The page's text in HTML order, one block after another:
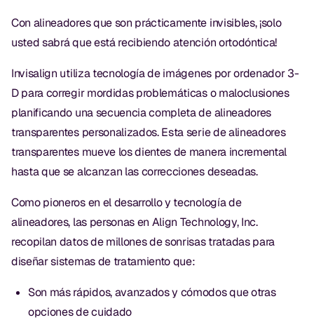
Dentaduras en el Mismo Día
Implantes el Mismo Día
Reparaciones el Mismo Día
COSMÉTICA
Coronas de Cerámica
Carillas
TECNOLOGÍA
Impresiones Digitales
Con alineadores que son prácticamente invisibles, ¡solo
usted sabrá que está recibiendo atención ortodóntica!
Invisalign utiliza tecnología de imágenes por ordenador 3-
D para corregir mordidas problemáticas o maloclusiones
planificando una secuencia completa de alineadores
transparentes personalizados. Esta serie de alineadores
transparentes mueve los dientes de manera incremental
hasta que se alcanzan las correcciones deseadas.
Como pioneros en el desarrollo y tecnología de
alineadores, las personas en Align Technology, Inc.
recopilan datos de millones de sonrisas tratadas para
diseñar sistemas de tratamiento que:
Son más rápidos, avanzados y cómodos que otras
opciones de cuidado